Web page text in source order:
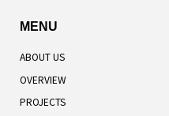
MENU
ABOUT US
OVERVIEW
PROJECTS